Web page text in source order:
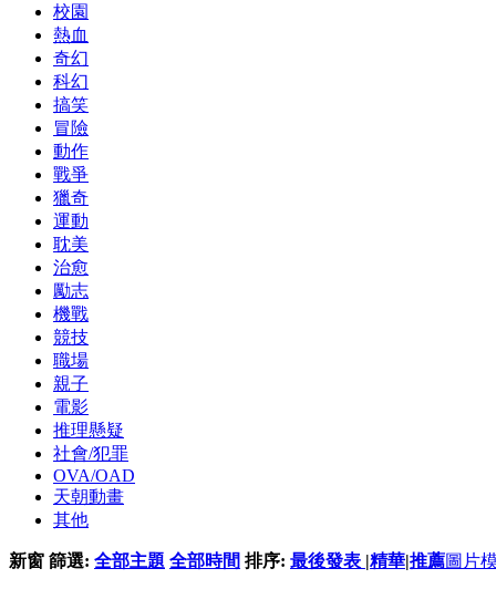
校園
熱血
奇幻
科幻
搞笑
冒險
動作
戰爭
獵奇
運動
耽美
治愈
勵志
機戰
競技
職場
親子
電影
推理懸疑
社會/犯罪
OVA/OAD
天朝動畫
其他
新窗 篩選: 全部主題 全部時間 排序: 最後發表 |精華|推薦圖片